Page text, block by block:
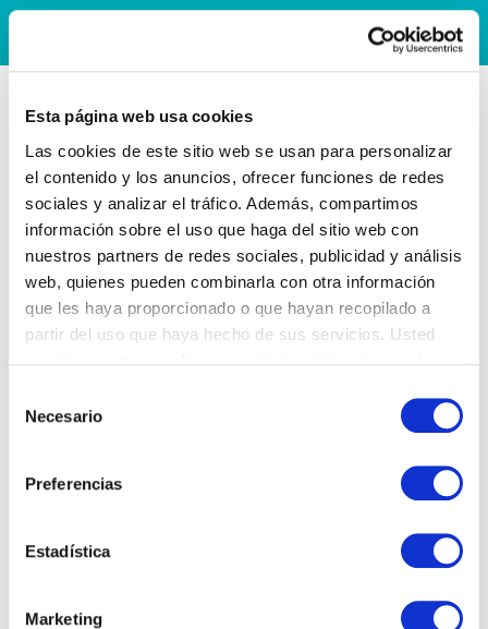
Esta página web usa cookies
Las cookies de este sitio web se usan para personalizar
el contenido y los anuncios, ofrecer funciones de redes
sociales y analizar el tráfico. Además, compartimos
información sobre el uso que haga del sitio web con
nuestros partners de redes sociales, publicidad y análisis
web, quienes pueden combinarla con otra información
que les haya proporcionado o que hayan recopilado a
partir del uso que haya hecho de sus servicios. Usted
Necesario
Preferencias
Estadística
Marketing